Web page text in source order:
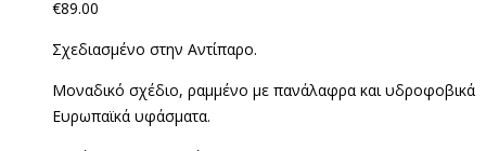
€89.00
Σχεδιασμένο στην Αντίπαρο.
Μοναδικό σχέδιο, ραμμένο με πανάλαφρα και υδροφοβικά
Ευρωπαϊκά υφάσματα.